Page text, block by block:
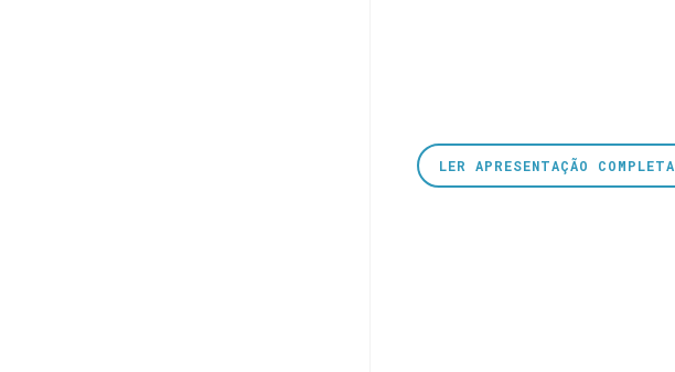
LER APRESENTAÇÃO COMPLETA